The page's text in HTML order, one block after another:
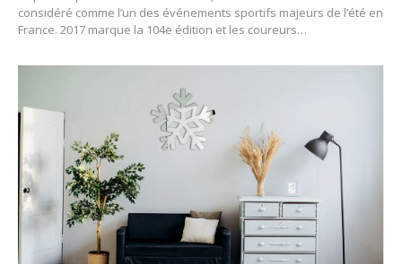
considéré comme l’un des événements sportifs majeurs de l’été en
France. 2017 marque la 104e édition et les coureurs…